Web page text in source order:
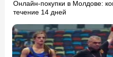
Онлайн-покупки в Молдове:
течение 14 дней